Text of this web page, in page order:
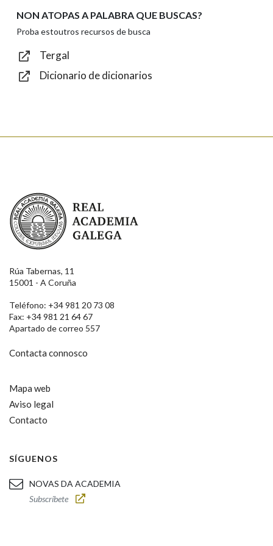
Texto de verificación
NON ATOPAS A PALABRA QUE BUSCAS?
Proba estoutros recursos de busca
Tergal
Dicionario de dicionarios
Real Academia Galega
Rúa Tabernas, 11
15001 - A Coruña
Teléfono: +34 981 20 73 08
Fax: +34 981 21 64 67
Apartado de correo 557
Contacta connosco
Mapa web
Aviso legal
Contacto
SÍGUENOS
NOVAS DA ACADEMIA
Subscríbete